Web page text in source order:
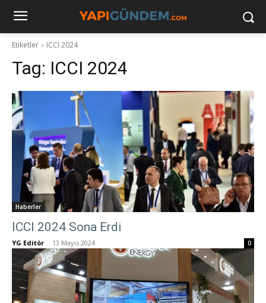
Etiketler ICCI 2024
Tag: ICCI 2024
Haberler
ICCI 2024 Sona Erdi
YG Editör - 13 Mayıs 2024 0